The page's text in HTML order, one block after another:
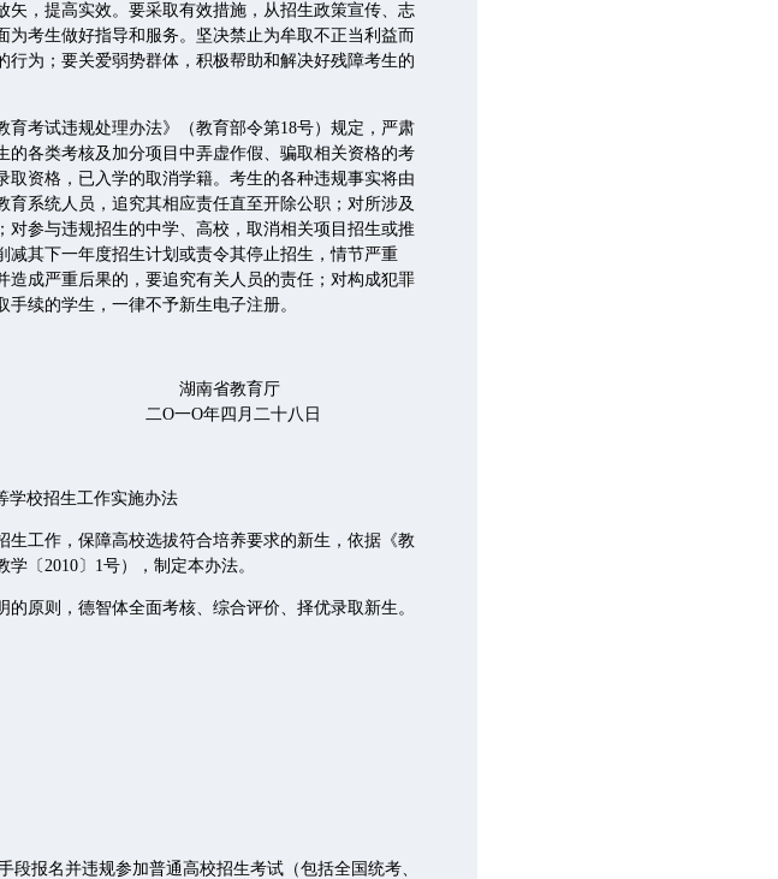
，提高实效。要采取有效措施，从招生政策宣传、志
考生做好指导和服务。坚决禁止为牟取不正当利益而
为；要关爱弱势群体，积极帮助和解决好残障考生的
考试违规处理办法》（教育部令第18号）规定，严肃
各类考核及加分项目中弄虚作假、骗取相关资格的考
资格，已入学的取消学籍。考生的各种违规事实将由
系统人员，追究其相应责任直至开除公职；对所涉及
参与违规招生的中学、高校，取消相关项目招生或推
其下一年度招生计划或责令其停止招生，情节严重
成严重后果的，要追究有关人员的责任；对构成犯罪
续的学生，一律不予新生电子注册。
育厅
二十八日
学校招生工作实施办法
工作，保障高校选拔符合培养要求的新生，依据《教
〔2010〕1号），制定本办法。
则，德智体全面考核、综合评价、择优录取新生。
报名并违规参加普通高校招生考试（包括全国统考、